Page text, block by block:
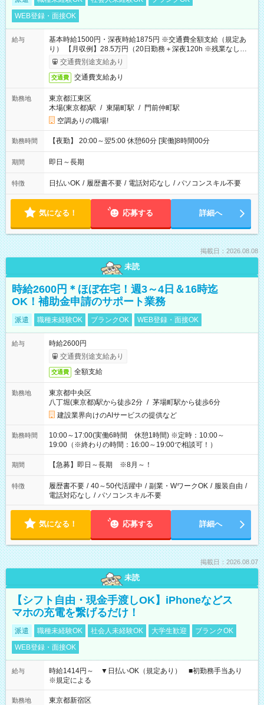
WEB登録・面接OK
給与
基本時給1500円・深夜時給1875円 ※交通費全額支給（規定あ
り） 【月収例】28.5万円（20日勤務＋深夜120h ※残業なしの場
合）交通費別途支給あり
交通費 交通費支給あり
勤務地
東京都江東区
木場(東京都)駅 / 東陽町駅 / 門前仲町駅
空調ありの職場!
勤務時間 【夜勤】 20:00～翌5:00 休憩60分 [実働]8時間00分
期間 即日～長期
特徴 日払いOK / 履歴書不要 / 電話対応なし / パソコンスキル不要
気になる！ 応募する 詳細へ
掲載日：2026.08.08
未読
時給2600円＊ほぼ在宅！週3～4日＆16時迄
OK！補助金申請のサポート業務
派遣 職種未経験OK ブランクOK WEB登録・面接OK
給与
時給2600円
交通費別途支給あり
交通費 全額支給
勤務地
東京都中央区
八丁堀(東京都)駅から徒歩2分 / 茅場町駅から徒歩6分
建設業界向けのAIサービスの提供など
勤務時間
10:00～17:00(実働6時間 休憩1時間) ※定時：10:00～
19:00（※終わりの時間：16:00～19:00で相談可！）
期間 【急募】即日～長期 ※8月～！
特徴 履歴書不要 / 40～50代活躍中 / 副業・WワークOK / 服装自由 /
電話対応なし / パソコンスキル不要
気になる！ 応募する 詳細へ
掲載日：2026.08.07
未読
【シフト自由・現金手渡しOK】iPhoneなどス
マホの充電を繋げるだけ！
派遣 職種未経験OK 社会人未経験OK 大学生歓迎
ブランクOK
WEB登録・面接OK
給与
時給1414円～ ▼日払いOK（規定あり） ■初勤務手当あり
※規定による
勤務地
東京都新宿区